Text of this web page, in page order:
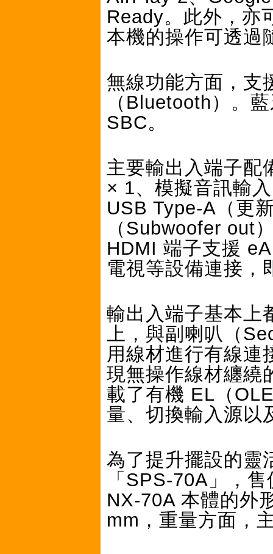
Ready。此外，亦
本機的操作可透過
無線功能方面，支
（Bluetooth）。
SBC。
主要輸出入端子配
× 1、模擬音訊輸
USB Type-A（更
（Subwoofer out
HDMI 端子支援
電視等設備連接，
輸出入端子基本上
上，與副喇叭（
用線材進行有線連
現無操作線材纏繞
載了有機 EL（
量、切換輸入源以
為了提升擺設的靈
「SPS-70A」，
NX-70A 本體的外
mm，重量方面，